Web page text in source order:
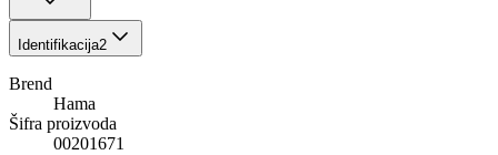
Identifikacija2
Brend
Hama
Šifra proizvoda
00201671